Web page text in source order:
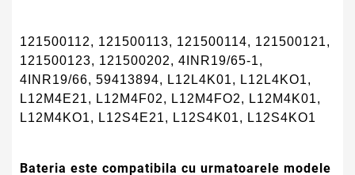
121500112, 121500113, 121500114, 121500121,
121500123, 121500202, 4INR19/65-1,
4INR19/66, 59413894, L12L4K01, L12L4KO1,
L12M4E21, L12M4F02, L12M4FO2, L12M4K01,
L12M4KO1, L12S4E21, L12S4K01, L12S4KO1
Bateria este compatibila cu urmatoarele modele